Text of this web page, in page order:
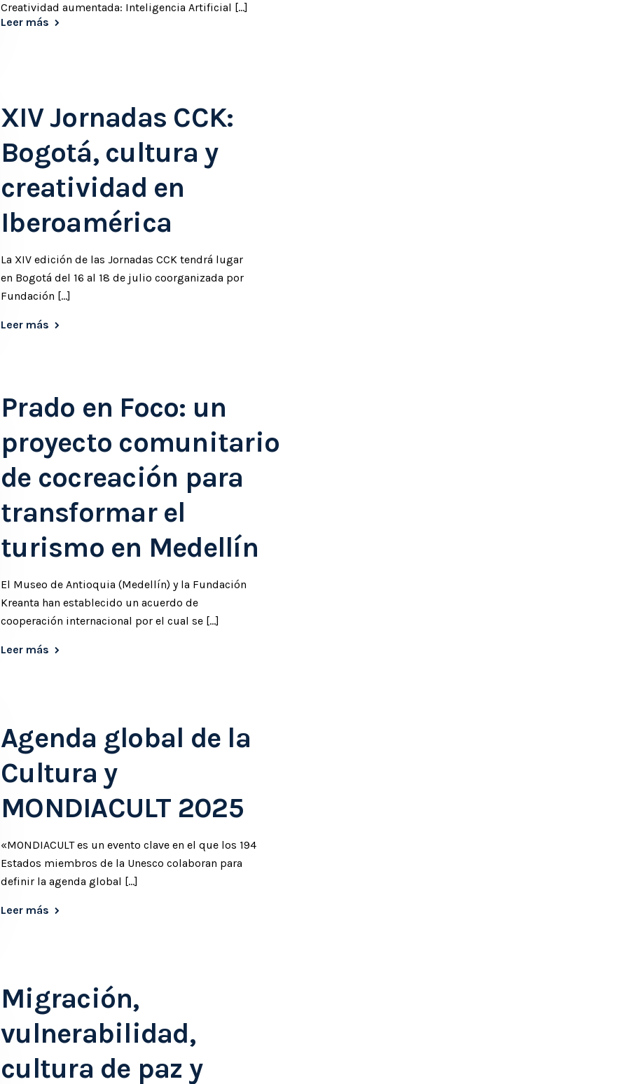
Creatividad aumentada: Inteligencia Artificial [...]
Leer más
XIV Jornadas CCK:
Bogotá, cultura y
creatividad en
Iberoamérica
La XIV edición de las Jornadas CCK tendrá lugar
en Bogotá del 16 al 18 de julio coorganizada por
Fundación […]
Leer más
Prado en Foco: un
proyecto comunitario
de cocreación para
transformar el
turismo en Medellín
El Museo de Antioquia (Medellín) y la Fundación
Kreanta han establecido un acuerdo de
cooperación internacional por el cual se […]
Leer más
Agenda global de la
Cultura y
MONDIACULT 2025
«MONDIACULT es un evento clave en el que los 194
Estados miembros de la Unesco colaboran para
definir la agenda global […]
Leer más
Migración,
vulnerabilidad,
cultura de paz y